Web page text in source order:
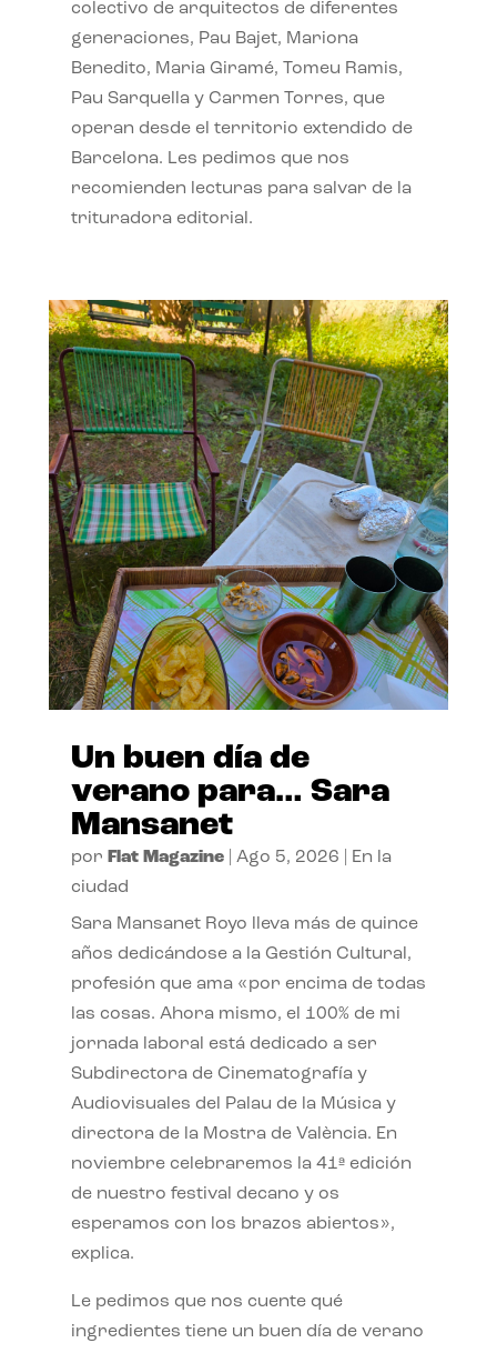
colectivo de arquitectos de diferentes
generaciones, Pau Bajet, Mariona
Benedito, Maria Giramé, Tomeu Ramis,
Pau Sarquella y Carmen Torres, que
operan desde el territorio extendido de
Barcelona. Les pedimos que nos
recomienden lecturas para salvar de la
trituradora editorial.
Un buen día de
verano para… Sara
Mansanet
por Flat Magazine| Ago 5, 2026
En la
ciudad
Sara Mansanet Royo lleva más de quince
años dedicándose a la Gestión Cultural,
profesión que ama «por encima de todas
las cosas. Ahora mismo, el 100% de mi
jornada laboral está dedicado a ser
Subdirectora de Cinematografía y
Audiovisuales del Palau de la Música y
directora de la Mostra de València. En
noviembre celebraremos la 41ª edición
de nuestro festival decano y os
esperamos con los brazos abiertos»,
explica.
Le pedimos que nos cuente qué
ingredientes tiene un buen día de verano